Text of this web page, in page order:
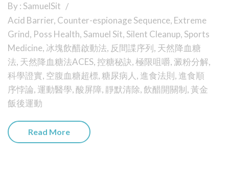
By : SamuelSit
Acid Barrier, Counter-espionage Sequence, Extreme
Grind, Poss Health, Samuel Sit, Silent Cleanup, Sports
Medicine, 冰塊飲醋啟動法, 反間諜序列, 天然降血糖
法, 天然降血糖法ACES,控糖秘訣,極限咀嚼, 澱粉分解,
科學證實, 空腹血糖超標,糖尿病人, 進食法則, 進食順
序悖論, 運動醫學,酸屏障,靜默清除,飲醋開關制, 黃金
飯後運動
Read More